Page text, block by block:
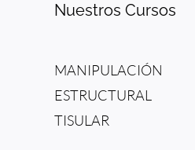
Nuestros Cursos
MANIPULACIÓN
ESTRUCTURAL
TISULAR